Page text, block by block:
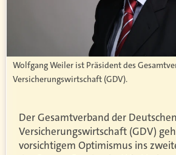
Wolfgang Weiler ist Präsident des
Versicherungswirtschaft (GDV).
Der Gesamtverband der Deutschen
Versicherungswirtschaft (GDV)
vorsichtigem Optimismus ins